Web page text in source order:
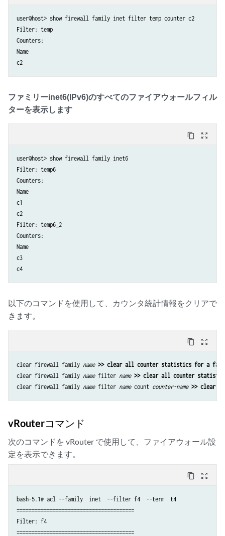
user@host> show firewall family inet filter temp counter c2
Filter: temp
Counters:
Name
c2
ファミリーinet6(IPv6)のすべてのファイアウォールフィル
ターを表示します
content_copy zoom_out_map
user@host> show firewall family inet6
Filter: temp6
Counters:
Name
c1
c2
Filter: temp6_2
Counters:
Name
c3
c4
以下のコマンドを使用して、カウンタ統計情報をクリアで
きます。
content_copy zoom_out_map
clear firewall family name >> clear all counter statistics for a
clear firewall family name filter name >> clear all counter
clear firewall family name filter name count counter-name >> clear
vRouterコマンド
次のコマンドを vRouter で使用して、ファイアウォール設
定を表示できます。
content_copy zoom_out_map
bash-5.1# acl --family  inet  --filter f4  --term  t4
=======================================
Filter: f4
=======================================